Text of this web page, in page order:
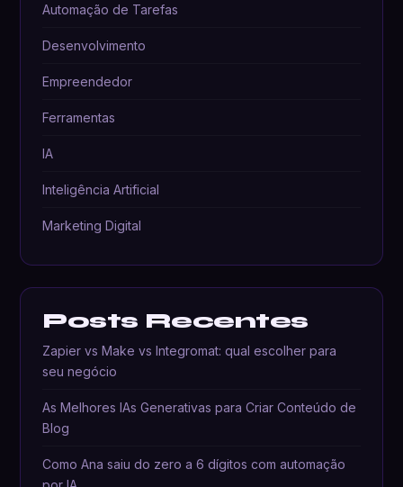
Automação de Tarefas
Desenvolvimento
Empreendedor
Ferramentas
IA
Inteligência Artificial
Marketing Digital
Posts Recentes
Zapier vs Make vs Integromat: qual escolher para
seu negócio
As Melhores IAs Generativas para Criar Conteúdo de
Blog
Como Ana saiu do zero a 6 dígitos com automação